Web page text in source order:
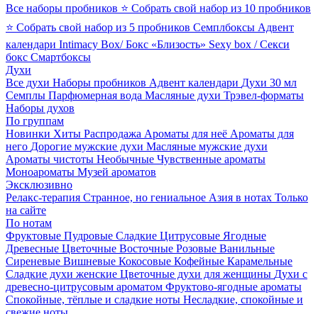
Все наборы пробников ⭐ Собрать свой набор из 10 пробников
⭐ Собрать свой набор из 5 пробников Семплбоксы Адвент
календари Intimacy Box/ Бокс «Близость» Sexy box / Секси
бокс Смартбоксы
Духи
Все духи Наборы пробников Адвент календари Духи 30 мл
Семплы Парфюмерная вода Масляные духи Трэвел-форматы
Наборы духов
По группам
Новинки Хиты Распродажа Ароматы для неё Ароматы для
него Дорогие мужские духи Масляные мужские духи
Ароматы чистоты Необычные Чувственные ароматы
Моноароматы Музей ароматов
Эксклюзивно
Релакс-терапия Странное, но гениальное Азия в нотах Только
на сайте
По нотам
Фруктовые Пудровые Сладкие Цитрусовые Ягодные
Древесные Цветочные Восточные Розовые Ванильные
Сиреневые Вишневые Кокосовые Кофейные Карамельные
Сладкие духи женские Цветочные духи для женщины Духи с
древесно-цитрусовым ароматом Фруктово-ягодные ароматы
Спокойные, тёплые и сладкие ноты Несладкие, спокойные и